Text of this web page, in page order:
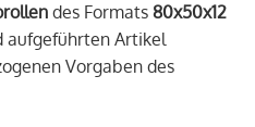
des Formats 80x50x12
aufgeführten Artikel
Vorgaben des